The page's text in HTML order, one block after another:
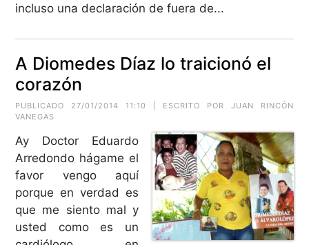
incluso una declaración de fuera de...
A Diomedes Díaz lo traicionó el
corazón
PUBLICADO 27/01/2014 11:10 | ESCRITO POR JUAN RINCÓN
VANEGAS
Ay Doctor Eduardo
Arredondo hágame el
favor vengo aquí
porque en verdad es
que me siento mal y
usted como es un